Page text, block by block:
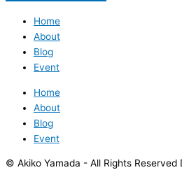
Home
About
Blog
Event
Home
About
Blog
Event
© Akiko Yamada - All Rights Reserved